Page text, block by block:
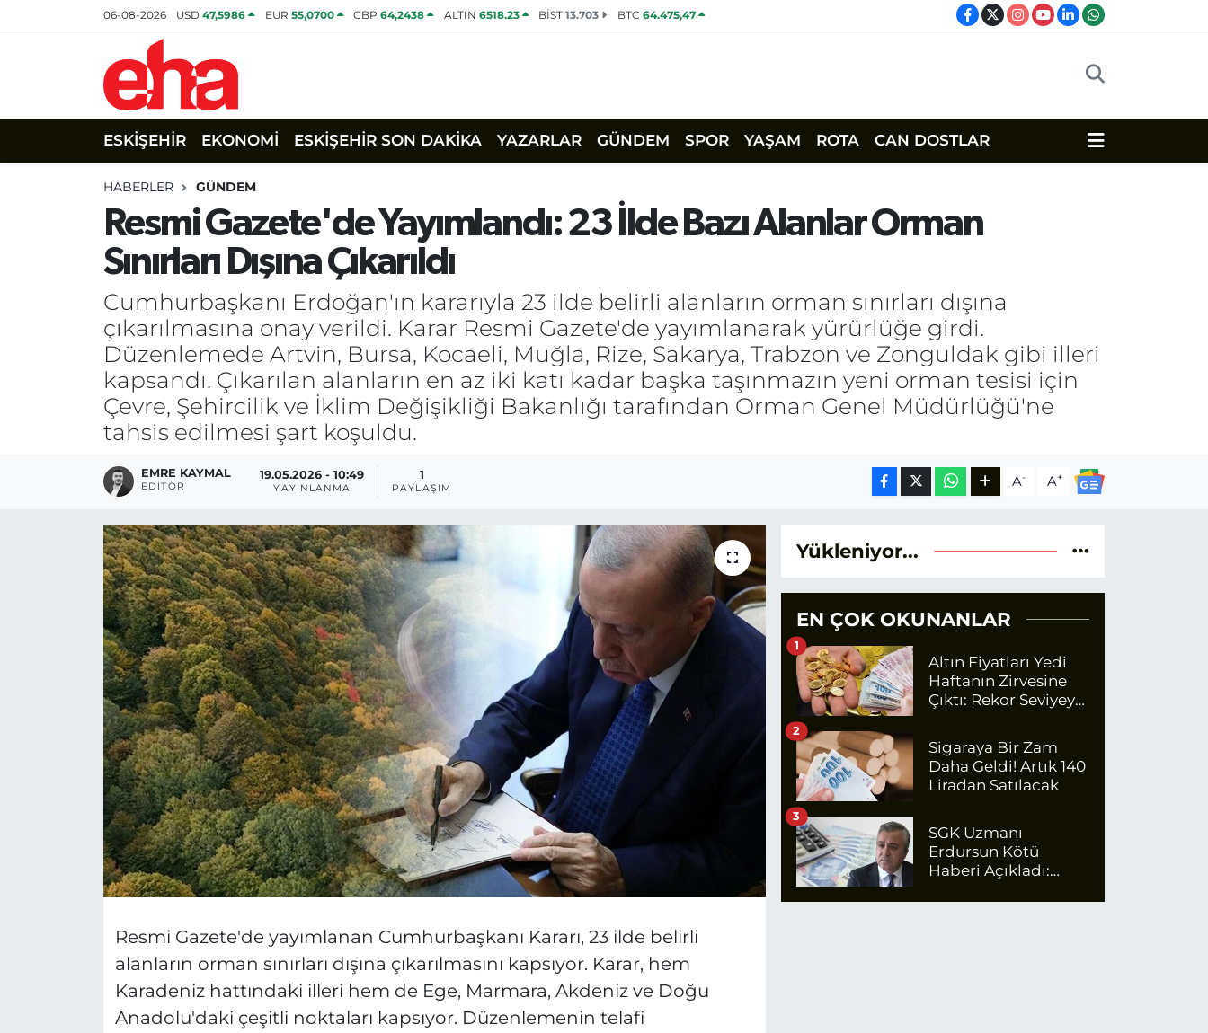
06-08-2026 USD47,5986 EUR 55,0700 GBP64,2438 ALTIN 6518.23 BİST13.703 BTC 64.475,47
ESKİŞEHİR EKONOMİ ESKİŞEHİR SON DAKİKA YAZARLAR GÜNDEM SPOR YAŞAM ROTA CAN DOSTLAR
HABERLER GÜNDEM
Resmi Gazete'de Yayımlandı: 23 İlde Bazı Alanlar Orman
Sınırları Dışına Çıkarıldı
Cumhurbaşkanı Erdoğan'ın kararıyla 23 ilde belirli alanların orman sınırları dışına
çıkarılmasına onay verildi. Karar Resmi Gazete'de yayımlanarak yürürlüğe girdi.
Düzenlemede Artvin, Bursa, Kocaeli, Muğla, Rize, Sakarya, Trabzon ve Zonguldak gibi illeri
kapsandı. Çıkarılan alanların en az iki katı kadar başka taşınmazın yeni orman tesisi için
Çevre, Şehircilik ve İklim Değişikliği Bakanlığı tarafından Orman Genel Müdürlüğü'ne
tahsis edilmesi şart koşuldu.
EMRE KAYMAL
EDITÖR
19.05.2026 - 10:49
YAYINLANMA
1
PAYLAŞIM A- A+
Resmi Gazete'de yayımlanan Cumhurbaşkanı Kararı, 23 ilde belirli
alanların orman sınırları dışına çıkarılmasını kapsıyor. Karar, hem
Karadeniz hattındaki illeri hem de Ege, Marmara, Akdeniz ve Doğu
Anadolu'daki çeşitli noktaları kapsıyor. Düzenlemenin telafi
Yükleniyor...
EN ÇOK OKUNANLAR
Altın Fiyatları Yedi
Haftanın Zirvesine
Çıktı: Rekor Seviyeye
1
Sigaraya Bir Zam
Daha Geldi! Artık 140
Liradan Satılacak
2
SGK Uzmanı
Erdursun Kötü
Haberi Açıkladı:
İçin Net Rakam
3